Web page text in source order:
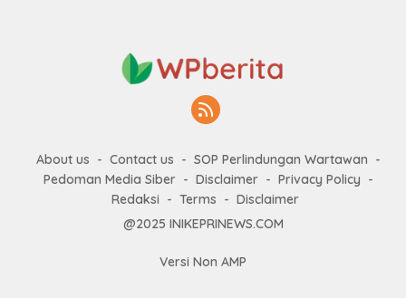
About us Contact us
SOP Perlindungan Wartawan
Pedoman Media Siber
Disclaimer
Privacy Policy
Redaksi
Terms
Disclaimer
@2025 INIKEPRINEWS.COM
Versi Non AMP